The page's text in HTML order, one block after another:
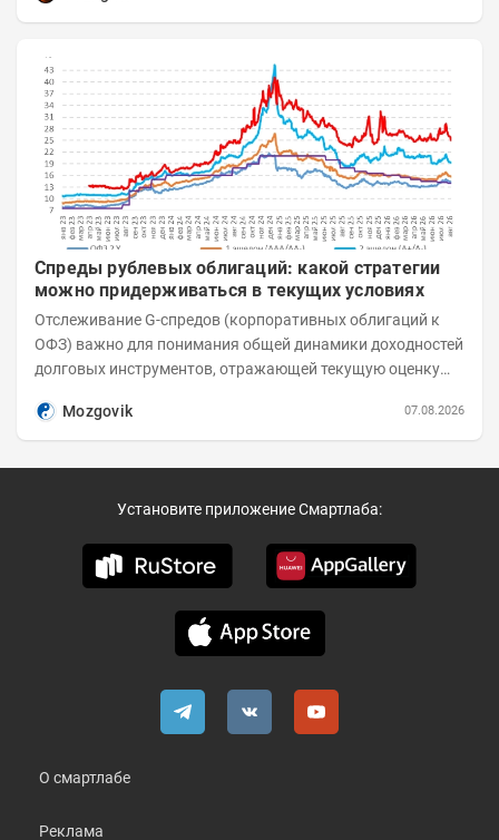
Спреды рублевых облигаций: какой стратегии
можно придерживаться в текущих условиях
Отслеживание G-спредов (корпоративных облигаций к
ОФЗ) важно для понимания общей динамики доходностей
долговых инструментов, отражающей текущую оценку
Mozgovik
07.08.2026
Установите приложение Смартлаба:
О смартлабе
Реклама